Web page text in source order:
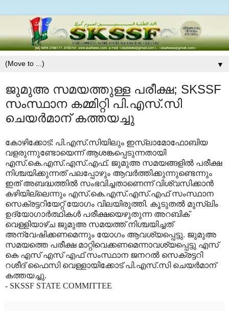
▼
ജുമുഅ സമയത്തുള്ള പരീക്ഷ; SKSSF
സംസ്ഥാന കമ്മിറ്റി പി.എസ്.സി
ചെയര്‍മാന് കത്തയച്ചു
കോഴിക്കോട്: പി.എസ്.സിയിലും ഇസ്ലാമോഫോബിയ
വളരുന്നുണ്ടോയെന്ന് ആശങ്കപ്പെടുന്നതായി
എസ്.കെ.എസ്.എസ്.എഫ്. ജുമുഅ സമയങ്ങളില്‍ പരീക്ഷ
നിശ്ചയിക്കുന്നത് പലപ്പോഴും ആവര്‍ത്തിക്കുന്നുണ്ടെന്നും
ഇത് അബദ്ധത്തില്‍ സംഭവിച്ചതാണെന്ന് വിശ്വസിക്കാന്‍
കഴിയില്ലെന്നും എസ്.കെ.എസ്.എസ്.എഫ് സംസ്ഥാന
സെക്രട്ടറിയേറ്റ് യോഗം വിലയിരുത്തി. കൂടുതല്‍ മുസ്ലിം
ഉദ്യോഗാര്‍ത്ഥികള്‍ പരീക്ഷയെഴുതുന്ന അറബിക്
വെള്ളിയാഴ്ച ജുമുഅ സമയത്ത് നിശ്ചയിച്ചത്
അന്വേഷിക്കണമെന്നും യോഗം ആവശ്യപ്പെട്ടു. ജുമുഅ
സമയത്തെ പരീക്ഷ മാറ്റിവെക്കണമെന്നാവശ്യപ്പെട്ടു എസ്
കെ എസ് എസ് എഫ് സംസ്ഥാന ജനറല്‍ സെക്രട്ടറി
റശീദ് ഫൈസി വെള്ളായിക്കോട് പി.എസ്.സി ചെയര്‍മാന്
കത്തയച്ചു.
- SKSSF STATE COMMITTEE